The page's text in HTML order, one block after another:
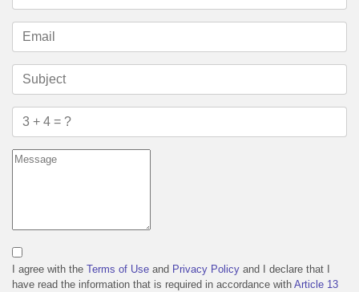
I agree with the Terms of Use and Privacy Policy and I declare that I
have read the information that is required in accordance with Article 13